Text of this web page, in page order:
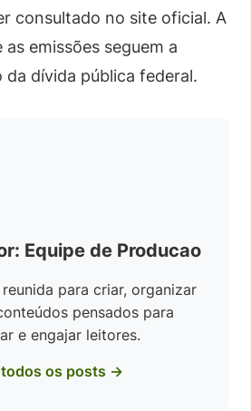
consultado no site oficial. A
emissões seguem a
dívida pública federal.
Equipe de Producao
para criar, organizar
pensados para
e engajar leitores.
todos os posts →